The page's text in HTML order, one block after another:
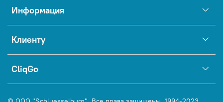
Информация
Клиенту
CliqGo